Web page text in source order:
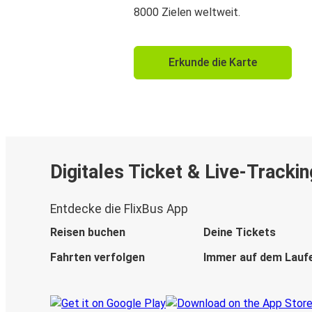
8000 Zielen weltweit.
Erkunde die Karte
Digitales Ticket & Live-
Entdecke die FlixBus App
Reisen buchen
Deine Tickets
Fahrten verfolgen
Immer auf dem